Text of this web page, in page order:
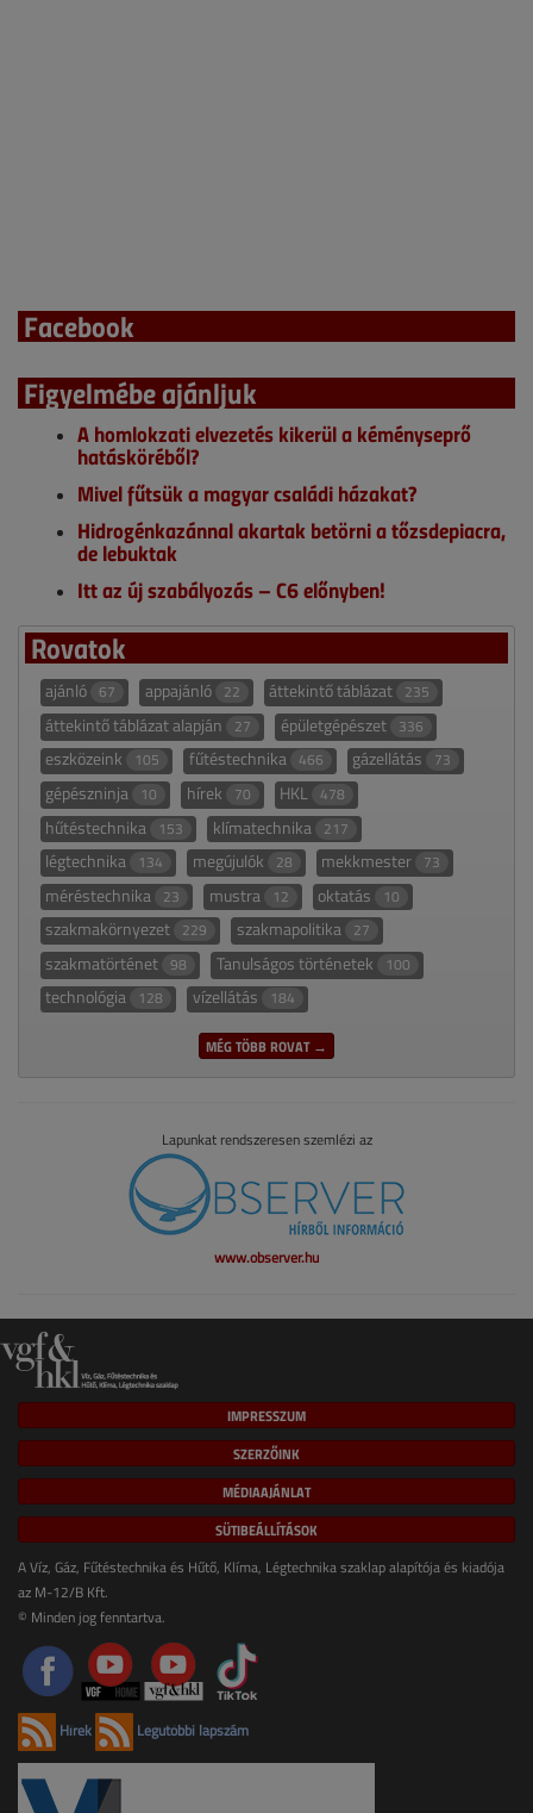
Facebook
Figyelmébe ajánljuk
A homlokzati elvezetés kikerül a kéményseprő
hatásköréből?
Mivel fűtsük a magyar családi házakat?
Hidrogénkazánnal akartak betörni a tőzsdepiacra,
de lebuktak
Itt az új szabályozás – C6 előnyben!
Rovatok
ajánló 67 appajánló 22 áttekintő táblázat 235
áttekintő táblázat alapján 27 épületgépészet 336
eszközeink 105 fűtéstechnika 466 gázellátás 73
gépészninja 10 hírek 70 HKL 478
hűtéstechnika 153 klímatechnika 217
légtechnika 134 megújulók 28 mekkmester 73
méréstechnika 23 mustra 12 oktatás 10
szakmakörnyezet 229 szakmapolitika 27
szakmatörténet 98 Tanulságos történetek 100
technológia 128 vízellátás 184
MÉG TÖBB ROVAT →
Lapunkat rendszeresen szemlézi az
www.observer.hu
IMPRESSZUM
SZERZŐINK
MÉDIAAJÁNLAT
SÜTIBEÁLLÍTÁSOK
A Víz, Gáz, Fűtéstechnika és Hűtő, Klíma, Légtechnika szaklap alapítója és kiadója
az M-12/B Kft.
© Minden jog fenntartva.
Hírek Legutóbbi lapszám